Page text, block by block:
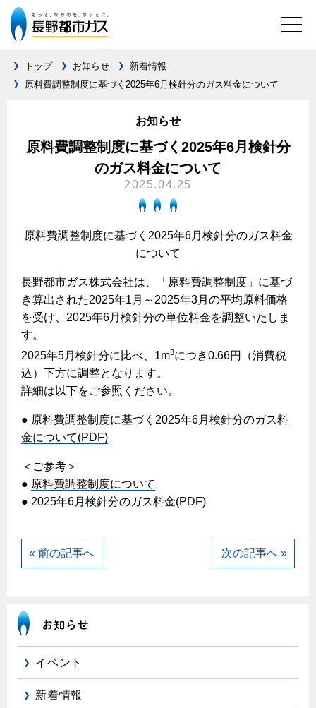
料金表
ご請求とお支払いについて
口座振替によるお支払い
クレジットカードによるお支払い
払込書による窓口でのお支払い
検針について
原料費調整制度について
こんなときは
ガスくさいとき・警報器が鳴ったとき
ガスが出ないとき
ガスメーターの復帰方法
地震のとき
ガス給湯器・風呂釜の凍結予防方法
ガス工事について
新しく都市ガスをご利用したい方へ
道路・敷地内で工事をされる皆さまへ
設備別に比較する
ガスコンロとIHクッキングヒーターの比較
調理性
ガス給湯器とエコキュートの比較
快適性
経済性
ライフスタイルの変化に対応するエコジョーズ
ガス・電気併用住宅とオール電化住宅の比較
ライフステージ別に比較する
30代
40代～50代
プロパンガスから都市ガスへの切り替え
都市ガス切り替えのメリット
導入事例
オススメの商品一覧
グリル活用法
コンロの取替えは
レンジフード
レンジフード
オーブン・炊飯器
オーブン
炊飯器
警報器
エコジョーズ
浴室暖房乾燥機・脱衣室
ミストサウナ
キッチンをリフォーム
サニタリーをリフォーム
その他をリフォーム
リフォーム事例紹介
3つのあんしん宣言
スタッフ
リフォームの流れ
補助金について
長野都市ガスのでんきのポイント
電気料金 長野都市ガスでんきプラン
都市ガスでんき 従量電灯Ｂ
都市ガスでんき 従量電灯Ｃ
都市ガスでんき 低圧電力
電気料金の計算について
ご請求とお支払い
約款
電気料金のシミュレーション
お申込み
よくあるご質問
Chef Ropia's JOYFUL CUISINE
ヤミーのレシピ帖
食育活動について
エコ・クッキング
料理教室レンタル
法人のお客様へ
お問合わせ・資料請求
トップ お知らせ
新着情報
原料費調整制度に基づく2025年6月検針分のガス料金について
お知らせ
原料費調整制度に基づく2025年6月検針分
のガス料金について
2025.04.25
原料費調整制度に基づく2025年6月検針分のガス料金
について
長野都市ガス株式会社は、「原料費調整制度」に基づ
き算出された2025年1月～2025年3月の平均原料価格
を受け、2025年6月検針分の単位料金を調整いたしま
す。
2025年5月検針分に比べ、1m3につき0.66円（消費税
込）下方に調整となります。
詳細は以下をご参照ください。
● 原料費調整制度に基づく2025年6月検針分のガス料
金について(PDF)
＜ご参考＞
● 原料費調整制度について
● 2025年6月検針分のガス料金(PDF)
« 前の記事へ 次の記事へ »
イベント
新着情報